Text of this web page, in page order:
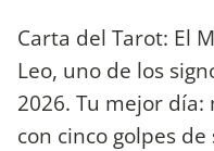
Carta del Tarot: El
Leo, uno de los
2026. Tu mejor
con cinco golpes